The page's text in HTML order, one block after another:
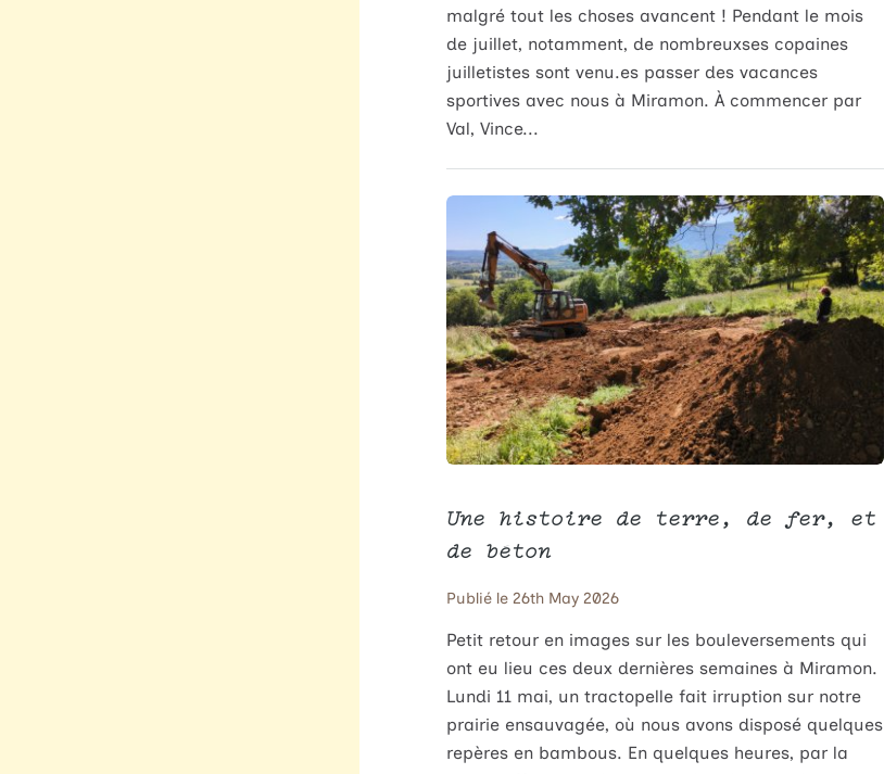
malgré tout les choses avancent ! Pendant le mois
de juillet, notamment, de nombreuxses copaines
juilletistes sont venu.es passer des vacances
sportives avec nous à Miramon. À commencer par
Val, Vince...
Une histoire de terre, de fer, et
de béton
Publié le 26th May 2026
Petit retour en images sur les bouleversements qui
ont eu lieu ces deux dernières semaines à Miramon.
Lundi 11 mai, un tractopelle fait irruption sur notre
prairie ensauvagée, où nous avons disposé quelques
repères en bambous. En quelques heures, par la